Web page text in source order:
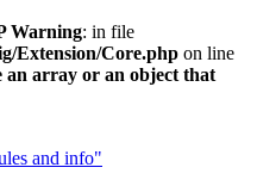
Warning: in file
Extension/Core.php on line
an array or an object that
and info"